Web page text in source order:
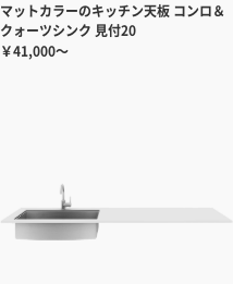
マットカラーのキッチン天板 コンロ＆
クォーツシンク 見付20
￥41,000～